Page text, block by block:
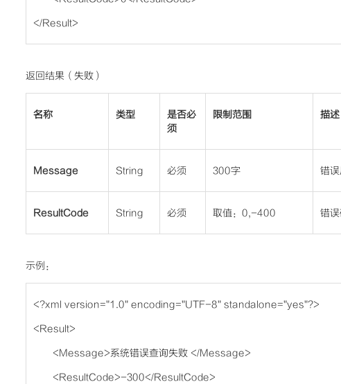
</Result>
返回结果（失败）
名称 类型
是否必
须
限制范围 描述
Message String 必须 300字 错
ResultCode String 必须 取值：0,-400 错
示例：
<?xml version="1.0" encoding="UTF-8" standalone="yes"?>
<Result>
<Message>系统错误查询失败 </Message>
<ResultCode>-300</ResultCode>